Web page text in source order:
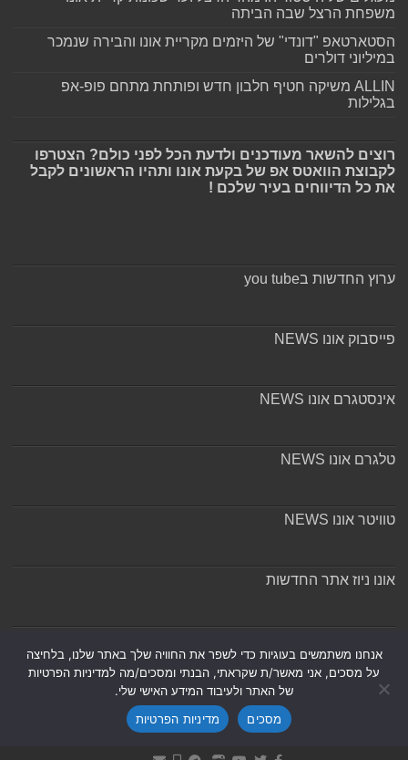
משפחת הרצל שבה הביתה
הסטארטאפ "דונדי" של היזמים מקריית אונו והבירה שנמכר
במיליוני דולרים
ALLIN משיקה חטיף חלבון חדש ופותחת מתחם פופ-אפ
בגלילות
רוצים להשאר מעודכנים ולדעת הכל לפני כולם? הצטרפו
לקבוצת הוואטס אפ של בקעת אונו ותהיו הראשונים לקבל
את כל הדיווחים בעיר שלכם !
ערוץ החדשות בyou tube
פייסבוק אונו NEWS
אינסטגרם אונו NEWS
טלגרם אונו NEWS
טוויטר אונו NEWS
אונו ניוז אתר החדשות
אנחנו משתמשים בעוגיות כדי לשפר את החוויה שלך באתר שלנו, בלחיצה
על מסכים, אני מאשר/ת שקראתי, הבנתי ומסכים/מה למדיניות הפרטיות
של האתר ולעיבוד המידע האישי שלי.
מסכים
מדיניות הפרטיות